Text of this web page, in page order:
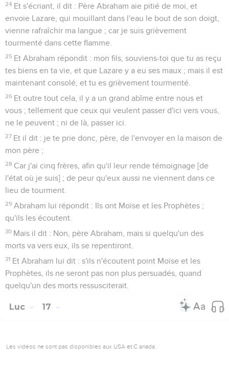
24 Et s'écriant, il dit : Père Abraham aie pitié de moi, et
envoie Lazare, qui mouillant dans l'eau le bout de son doigt,
vienne rafraîchir ma langue ; car je suis grièvement
tourmenté dans cette flamme.
25 Et Abraham répondit : mon fils, souviens-toi que tu as reçu
tes biens en ta vie, et que Lazare y a eu ses maux ; mais il est
maintenant consolé, et tu es grièvement tourmenté.
26 Et outre tout cela, il y a un grand abîme entre nous et
vous ; tellement que ceux qui veulent passer d'ici vers vous,
ne le peuvent ; ni de là, passer ici.
27 Et il dit : je te prie donc, père, de l'envoyer en la maison de
mon père ;
28 Car j'ai cinq frères, afin qu'il leur rende témoignage [de
l'état où je suis] ; de peur qu'eux aussi ne viennent dans ce
lieu de tourment.
29 Abraham lui répondit : Ils ont Moïse et les Prophètes ;
qu'ils les écoutent.
30 Mais il dit : Non, père Abraham, mais si quelqu'un des
morts va vers eux, ils se repentiront.
31 Et Abraham lui dit : s'ils n'écoutent point Moïse et les
Prophètes, ils ne seront pas non plus persuadés, quand
quelqu'un des morts ressusciterait.
Luc 17
Les vidéos ne sont pas disponibles aux USA et C anada.